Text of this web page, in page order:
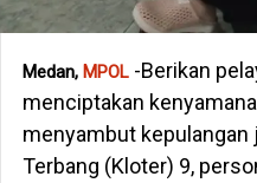
Medan, MPOL-Berikan
menciptakan
menyambut kepulangan
Terbang (Kloter) 9,